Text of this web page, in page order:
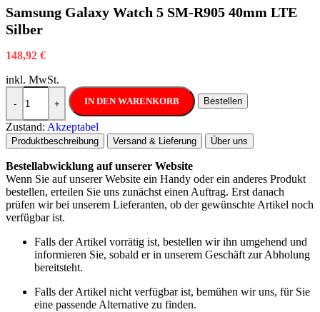
Samsung Galaxy Watch 5 SM-R905 40mm LTE
Silber
148,92 €
inkl. MwSt.
-
Samsung Galaxy Watch 5 SM-R905 40mm LTE Silber Menge
+ IN DEN WARENKORB Bestellen
Zustand: Akzeptabel
Produktbeschreibung Versand & Lieferung Über uns
Bestellabwicklung auf unserer Website
Wenn Sie auf unserer Website ein Handy oder ein anderes Produkt
bestellen, erteilen Sie uns zunächst einen Auftrag. Erst danach
prüfen wir bei unserem Lieferanten, ob der gewünschte Artikel noch
verfügbar ist.
Falls der Artikel vorrätig ist, bestellen wir ihn umgehend und
informieren Sie, sobald er in unserem Geschäft zur Abholung
bereitsteht.
Falls der Artikel nicht verfügbar ist, bemühen wir uns, für Sie
eine passende Alternative zu finden.